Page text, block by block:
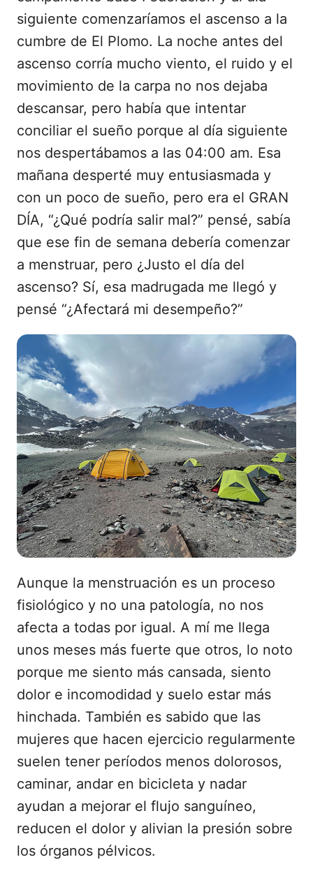
siguiente comenzaríamos el ascenso a la
cumbre de El Plomo. La noche antes del
ascenso corría mucho viento, el ruido y el
movimiento de la carpa no nos dejaba
descansar, pero había que intentar
conciliar el sueño porque al día siguiente
nos despertábamos a las 04:00 am. Esa
mañana desperté muy entusiasmada y
con un poco de sueño, pero era el GRAN
DÍA, “¿Qué podría salir mal?” pensé, sabía
que ese fin de semana debería comenzar
a menstruar, pero ¿Justo el día del
ascenso? Sí, esa madrugada me llegó y
pensé “¿Afectará mi desempeño?”
Aunque la menstruación es un proceso
fisiológico y no una patología, no nos
afecta a todas por igual. A mí me llega
unos meses más fuerte que otros, lo noto
porque me siento más cansada, siento
dolor e incomodidad y suelo estar más
hinchada. También es sabido que las
mujeres que hacen ejercicio regularmente
suelen tener períodos menos dolorosos,
caminar, andar en bicicleta y nadar
ayudan a mejorar el flujo sanguíneo,
reducen el dolor y alivian la presión sobre
los órganos pélvicos.